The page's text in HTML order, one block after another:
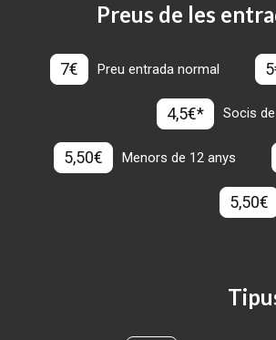
Preus de les
7€ Preu entrada normal
4,5€* Socis
5,50€ Menors de 12 anys
5,50€